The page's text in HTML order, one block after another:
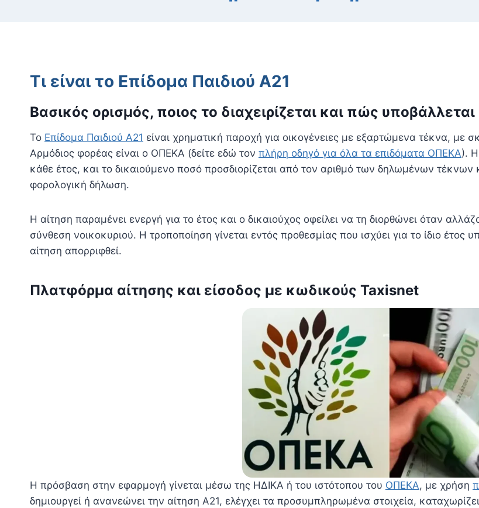
Τι είναι το Επίδομα Παιδιού Α21
Βασικός ορισμός, ποιος το διαχειρίζεται και πώς υποβάλλεται
Το Επίδομα Παιδιού Α21 είναι χρηματική παροχή για οικογένειες με εξαρτώμενα τέκνα, με
Αρμόδιος φορέας είναι ο ΟΠΕΚΑ (δείτε εδώ τον πλήρη οδηγό για όλα τα επιδόματα ΟΠΕΚΑ). Η
κάθε έτος, και το δικαιούμενο ποσό προσδιορίζεται από τον αριθμό των δηλωμένων τέκνων
φορολογική δήλωση.
Η αίτηση παραμένει ενεργή για το έτος και ο δικαιούχος οφείλει να τη διορθώνει όταν
σύνθεση νοικοκυριού. Η τροποποίηση γίνεται εντός προθεσμίας που ισχύει για το ίδιο
αίτηση απορριφθεί.
Πλατφόρμα αίτησης και είσοδος με κωδικούς Taxisnet
Η πρόσβαση στην εφαρμογή γίνεται μέσω της ΗΔΙΚΑ ή του ιστότοπου του ΟΠΕΚΑ, με χρήση
δημιουργεί ή ανανεώνει την αίτηση Α21, ελέγχει τα προσυμπληρωμένα στοιχεία,